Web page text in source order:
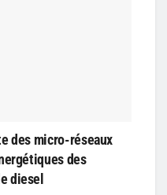
des micro-réseaux
des
diesel